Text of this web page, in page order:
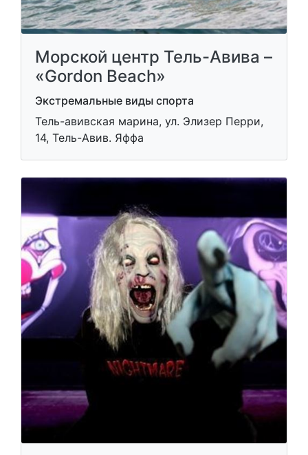
Морской центр Тель-Авива –
«Gordon Beach»
Экстремальные виды спорта
Тель-авивская марина, ул. Элизер Перри,
14, Тель-Авив. Яффа